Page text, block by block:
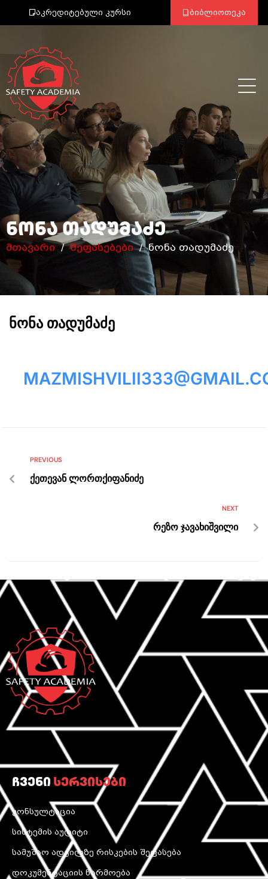
აკრედიტებული კურსი ბიბლიოთეკა
ნონა თადუმაძე
მთავარი/შეფასებები/ ნონა თადუმაძე
ნონა თადუმაძე
PREVIOUS
ქეთევან ლორთქიფანიძე
NEXT
რეზო ჯავახიშვილი
ჩვენი სერვისები
კონსულტაცია
სისტემის აუდიტი
სამუშაო ადგილზე რისკების შეფასება
დოკუმენტაციის წარმოება